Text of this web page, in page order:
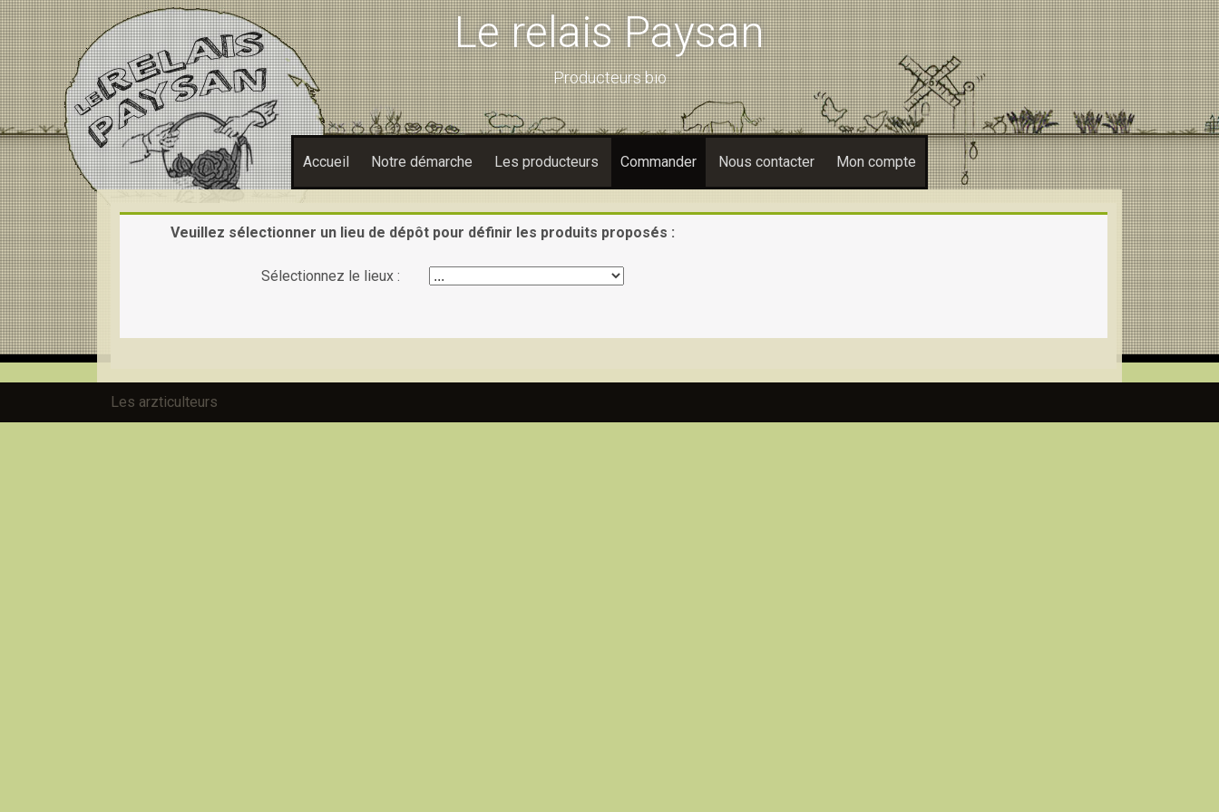
Le relais Paysan
Producteurs bio
Accueil Notre démarche Les producteurs Commander Nous contacter Mon compte
Veuillez sélectionner un lieu de dépôt pour définir les produits proposés :
Sélectionnez le lieux :
Les arzticulteurs